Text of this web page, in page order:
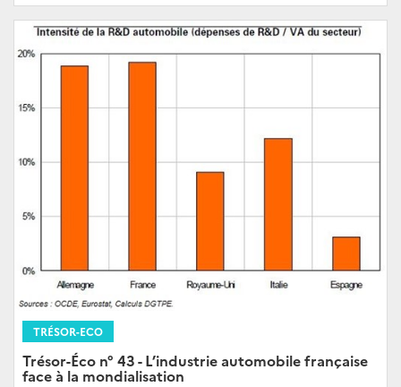
TRÉSOR-ECO
Trésor-Éco n° 43 - L’industrie automobile française
face à la mondialisation